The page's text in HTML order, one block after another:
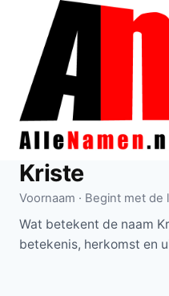
Doorgaan
inhoud
Kriste
Voornaam · Begint met de
Wat betekent de naam
betekenis, herkomst en